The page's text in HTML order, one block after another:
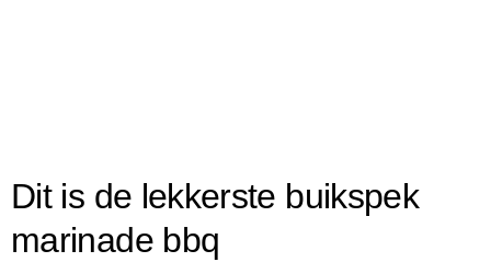
Dit is de lekkerste buikspek
marinade bbq